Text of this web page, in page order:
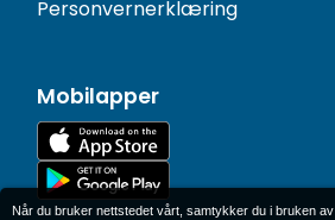
Personvernerklæring
Mobilapper
Når du bruker nettstedet vårt, samtykker du i bruken av